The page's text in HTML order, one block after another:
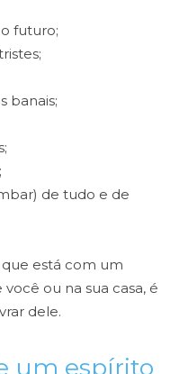
futuro;
banais;
de tudo e de
está com um
ou na sua casa, é
dele.
um espírito